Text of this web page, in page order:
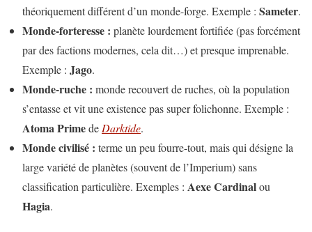
théoriquement différent d’un monde-forge. Exemple : Sameter.
Monde-forteresse : planète lourdement fortifiée (pas forcément
par des factions modernes, cela dit…) et presque imprenable.
Exemple : Jago.
Monde-ruche : monde recouvert de ruches, où la population
s’entasse et vit une existence pas super folichonne. Exemple :
Atoma Primede Darktide.
Monde civilisé : terme un peu fourre-tout, mais qui désigne la
large variété de planètes (souvent de l’Imperium) sans
classification particulière. Exemples : Aexe Cardinalou
Hagia.